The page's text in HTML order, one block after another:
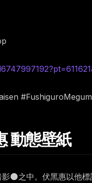
動態壁紙
🌑之中。伏黑惠以他